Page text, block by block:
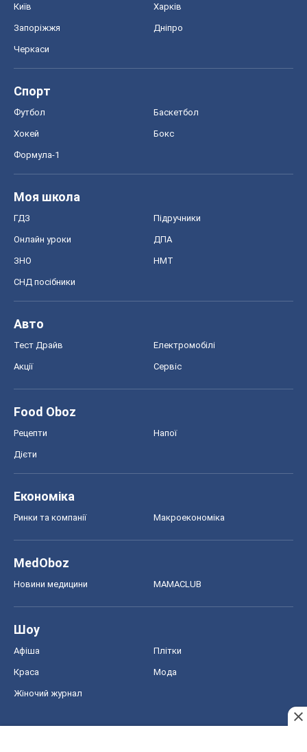
Київ Харків
Запоріжжя Дніпро
Черкаси
Спорт
Футбол Баскетбол
Хокей Бокс
Формула-1
Моя школа
ГДЗ Підручники
Онлайн уроки ДПА
ЗНО НМТ
СНД посібники
Авто
Тест Драйв Електромобілі
Акції Сервіс
Food Oboz
Рецепти Напої
Дієти
Економіка
Ринки та компанії Макроекономіка
MedOboz
Новини медицини MAMACLUB
Шоу
Афіша Плітки
Краса Мода
Жіночий журнал